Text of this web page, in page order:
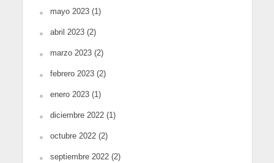
mayo 2023(1)
abril 2023(2)
marzo 2023(2)
febrero 2023(2)
enero 2023(1)
diciembre 2022(1)
octubre 2022(2)
septiembre 2022(2)